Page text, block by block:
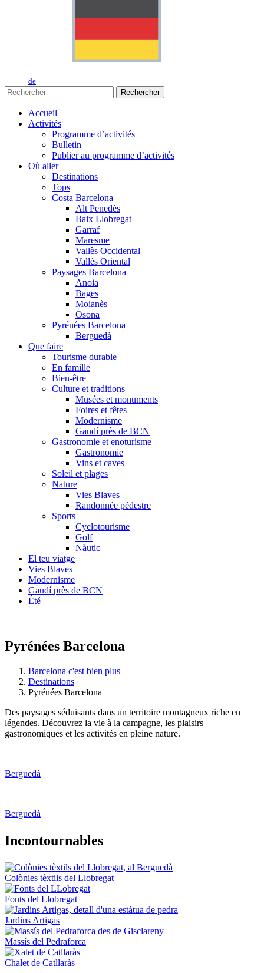
de
Rechercher
Accueil
Activités
Programme d’activités
Bulletin
Publier au programme d’activités
Où aller
Destinations
Tops
Costa Barcelona
Alt Penedès
Baix Llobregat
Garraf
Maresme
Vallès Occidental
Vallès Oriental
Paysages Barcelona
Anoia
Bages
Moianès
Osona
Pyrénées Barcelona
Berguedà
Que faire
Tourisme durable
En famille
Bien-être
Culture et traditions
Musées et monuments
Foires et fêtes
Modernisme
Gaudí près de BCN
Gastronomie et enoturisme
Gastronomie
Vins et caves
Soleil et plages
Nature
Vies Blaves
Randonnée pédestre
Sports
Cyclotourisme
Golf
Nàutic
El teu viatge
Vies Blaves
Modernisme
Gaudí près de BCN
Été
Pyrénées Barcelona
Barcelona c'est bien plus
Destinations
Pyrénées Barcelona
Des paysages séduisants dans un territoire montagneux riche en
légendes. Découvrez la vie à la campagne, les plaisirs
gastronomiques et les activités en pleine nature.
Berguedà
Berguedà
Incontournables
Colònies tèxtils del Llobregat
Fonts del Llobregat
Jardins Artigas
Massís del Pedraforca
Chalet de Catllaràs